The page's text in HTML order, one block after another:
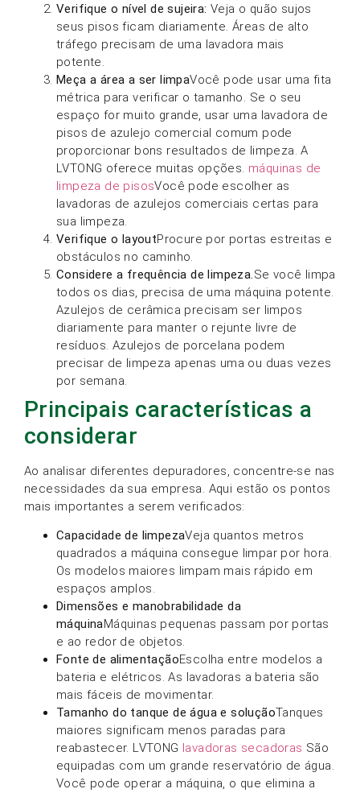
Verifique o nível de sujeira: Veja o quão sujos
seus pisos ficam diariamente. Áreas de alto
tráfego precisam de uma lavadora mais
potente.
Meça a área a ser limpaVocê pode usar uma fita
métrica para verificar o tamanho. Se o seu
espaço for muito grande, usar uma lavadora de
pisos de azulejo comercial comum pode
proporcionar bons resultados de limpeza. A
LVTONG oferece muitas opções. máquinas de
limpeza de pisosVocê pode escolher as
lavadoras de azulejos comerciais certas para
sua limpeza.
Verifique o layoutProcure por portas estreitas e
obstáculos no caminho.
Considere a frequência de limpeza.Se você limpa
todos os dias, precisa de uma máquina potente.
Azulejos de cerâmica precisam ser limpos
diariamente para manter o rejunte livre de
resíduos. Azulejos de porcelana podem
precisar de limpeza apenas uma ou duas vezes
por semana.
Principais características a
considerar
Ao analisar diferentes depuradores, concentre-se nas
necessidades da sua empresa. Aqui estão os pontos
mais importantes a serem verificados:
Capacidade de limpezaVeja quantos metros
quadrados a máquina consegue limpar por hora.
Os modelos maiores limpam mais rápido em
espaços amplos.
Dimensões e manobrabilidade da
máquinaMáquinas pequenas passam por portas
e ao redor de objetos.
Fonte de alimentaçãoEscolha entre modelos a
bateria e elétricos. As lavadoras a bateria são
mais fáceis de movimentar.
Tamanho do tanque de água e soluçãoTanques
maiores significam menos paradas para
reabastecer. LVTONG lavadoras secadoras São
equipadas com um grande reservatório de água.
Você pode operar a máquina, o que elimina a